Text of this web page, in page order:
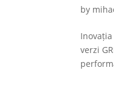
by
verzi